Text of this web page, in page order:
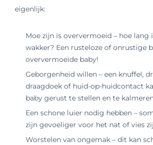
eigenlijk:
Moe zijn is oververmoeid – hoe lang
wakker? Een rusteloze of onrustige
oververmoeide baby!
Geborgenheid willen – een knuffel,
draagdoek of huid-op-huidcontact
baby gerust te stellen en te
Een schone luier nodig hebben –
zijn gevoeliger voor het nat of vies
Worstelen van ongemak – dit kan